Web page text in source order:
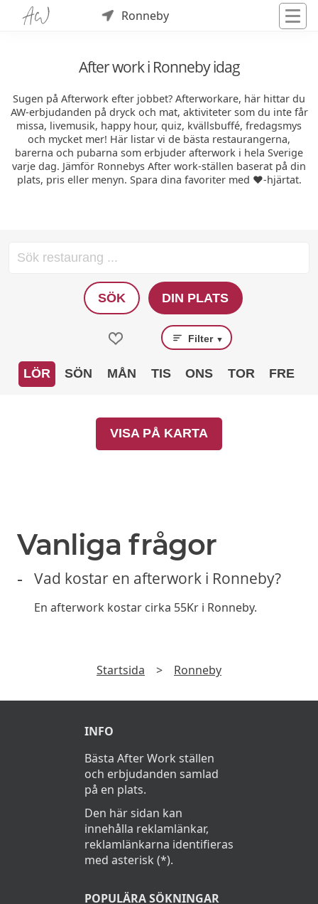
Ronneby
After work i Ronneby idag
Sugen på Afterwork efter jobbet? Afterworkare, här hittar du
AW-erbjudanden på dryck och mat, aktiviteter som du inte får
missa, livemusik, happy hour, quiz, kvällsbuffé, fredagsmys
och mycket mer! Här listar vi de bästa restaurangerna,
barerna och pubarna som erbjuder afterwork i hela Sverige
varje dag. Jämför Ronnebys After work-ställen baserat på din
plats, pris eller menyn. Spara dina favoriter med ❤️-hjärtat.
SÖK DIN PLATS
Filter ▼
LÖR SÖN MÅN TIS ONS TOR FRE
VISA PÅ KARTA
Vanliga frågor
Vad kostar en afterwork i Ronneby?
En afterwork kostar cirka 55Kr i Ronneby.
Startsida > Ronneby
INFO
Bästa After Work ställen
och erbjudanden samlad
på en plats.
Den här sidan kan
innehålla reklamlänkar,
reklamlänkarna identifieras
med asterisk (*).
POPULÄRA SÖKNINGAR